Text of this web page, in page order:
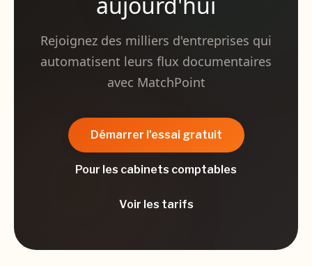
Rejoignez des milliers d'entreprises qui
automatisent leurs flux documentaires
avec MatchPoint
Démarrer l'essai gratuit
Pour les cabinets comptables
Voir les tarifs